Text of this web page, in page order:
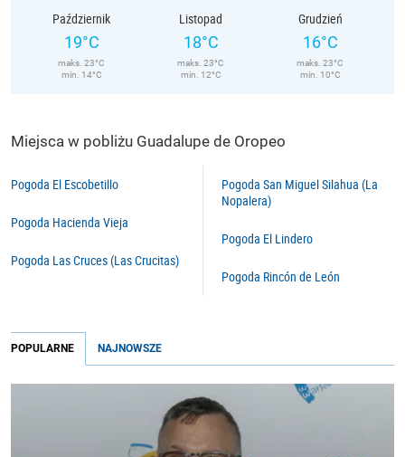
Październik
19°C
maks. 23°C
min. 14°C
Listopad
18°C
maks. 23°C
min. 12°C
Grudzień
16°C
maks. 23°C
min. 10°C
Miejsca w pobliżu Guadalupe de Oropeo
Pogoda El Escobetillo
Pogoda Hacienda Vieja
Pogoda Las Cruces (Las Crucitas)
Pogoda San Miguel Silahua (La
Nopalera)
Pogoda El Lindero
Pogoda Rincón de León
POPULARNE NAJNOWSZE